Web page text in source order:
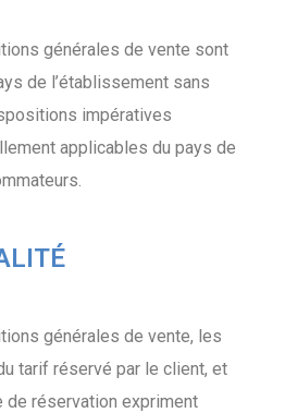
générales de vente sont
de l’établissement sans
impératives
applicables du pays de
générales de vente, les
tarif réservé par le client, et
de réservation expriment